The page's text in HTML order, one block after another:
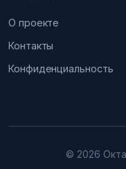
О проекте
Контакты
Конфиденциальность
© 2026